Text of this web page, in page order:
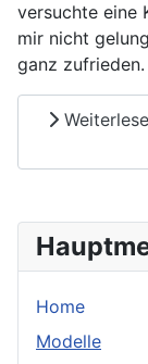
Home
Modelle
versuchte eine
mir nicht
ganz zufrieden.